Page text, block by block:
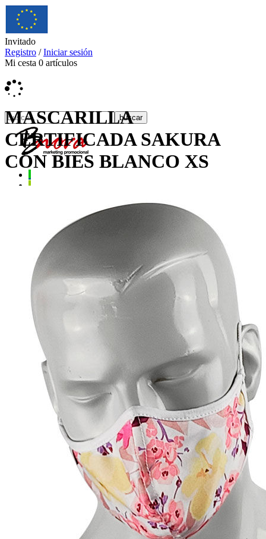
Invitado
Registro /Iniciar sesión
Mi cesta 0 artículos
MASCARILLA
CERTIFICADA SAKURA
CON BIES BLANCO XS